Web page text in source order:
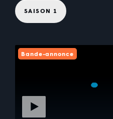
SAISON 1
Bande-annonce